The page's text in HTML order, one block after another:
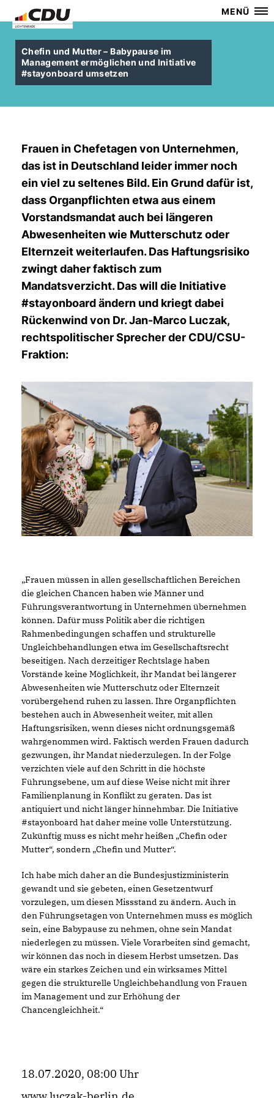
MENÜ
Chefin und Mutter – Babypause im
Management ermöglichen und Initiative
#stayonboard umsetzen
Frauen in Chefetagen von Unternehmen,
das ist in Deutschland leider immer noch
ein viel zu seltenes Bild. Ein Grund dafür ist,
dass Organpflichten etwa aus einem
Vorstandsmandat auch bei längeren
Abwesenheiten wie Mutterschutz oder
Elternzeit weiterlaufen. Das Haftungsrisiko
zwingt daher faktisch zum
Mandatsverzicht. Das will die Initiative
#stayonboard ändern und kriegt dabei
Rückenwind von Dr. Jan-Marco Luczak,
rechtspolitischer Sprecher der CDU/CSU-
Fraktion:
Frauen müssen in allen gesellschaftlichen Bereichen
die gleichen Chancen haben wie Männer und
Führungsverantwortung in Unternehmen übernehmen
können. Dafür muss Politik aber die richtigen
Rahmenbedingungen schaffen und strukturelle
Ungleichbehandlungen etwa im Gesellschaftsrecht
beseitigen. Nach derzeitiger Rechtslage haben
Vorstände keine Möglichkeit, ihr Mandat bei längerer
Abwesenheiten wie Mutterschutz oder Elternzeit
vorübergehend ruhen zu lassen. Ihre Organpflichten
bestehen auch in Abwesenheit weiter, mit allen
Haftungsrisiken, wenn dieses nicht ordnungsgemäß
wahrgenommen wird. Faktisch werden Frauen dadurch
gezwungen, ihr Mandat niederzulegen. In der Folge
verzichten viele auf den Schritt in die höchste
Führungsebene, um auf diese Weise nicht mit ihrer
Familienplanung in Konflikt zu geraten. Das ist
antiquiert und nicht länger hinnehmbar. Die Initiative
#stayonboard hat daher meine volle Unterstützung.
Zukünftig muss es nicht mehr heißen „Chefin oder
Mutter“, sondern „Chefin und Mutter“.
Ich habe mich daher an die Bundesjustizministerin
gewandt und sie gebeten, einen Gesetzentwurf
vorzulegen, um diesen Missstand zu ändern. Auch in
den Führungsetagen von Unternehmen muss es möglich
sein, eine Babypause zu nehmen, ohne sein Mandat
niederlegen zu müssen. Viele Vorarbeiten sind gemacht,
wir können das noch in diesem Herbst umsetzen. Das
wäre ein starkes Zeichen und ein wirksames Mittel
gegen die strukturelle Ungleichbehandlung von Frauen
im Management und zur Erhöhung der
Chancengleichheit.“
18.07.2020, 08:00 Uhr